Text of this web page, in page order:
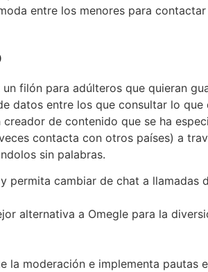
entre los menores para
filón para adúlteros que quieran
datos entre los que consultar lo que
de contenido que se ha
contacta con otros países) a
sin palabras.
permita cambiar de chat a llamadas
alternativa a Omegle para la
moderación e implementa pautas